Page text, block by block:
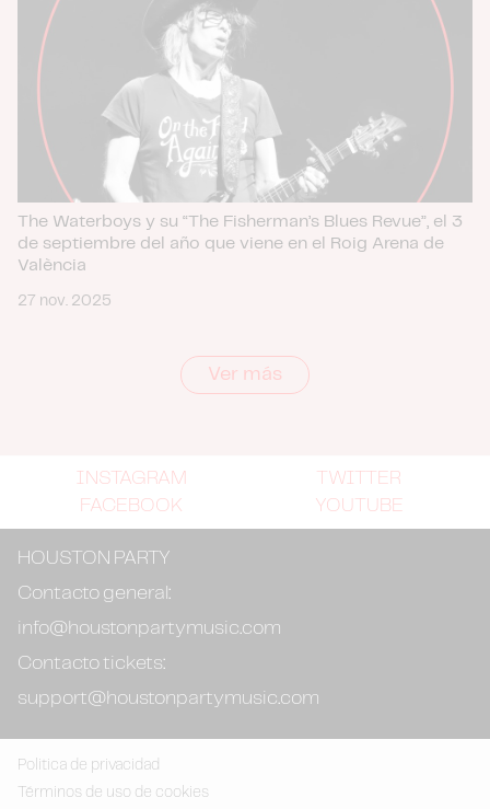
The Waterboys y su “The Fisherman’s Blues Revue”, el 3
de septiembre del año que viene en el Roig Arena de
València
27 nov. 2025
Ver más
INSTAGRAM
TWITTER
FACEBOOK
YOUTUBE
HOUSTON PARTY
Contacto general:
info@houstonpartymusic.com
Contacto tickets:
support@houstonpartymusic.com
Politica de privacidad
Términos de uso de cookies